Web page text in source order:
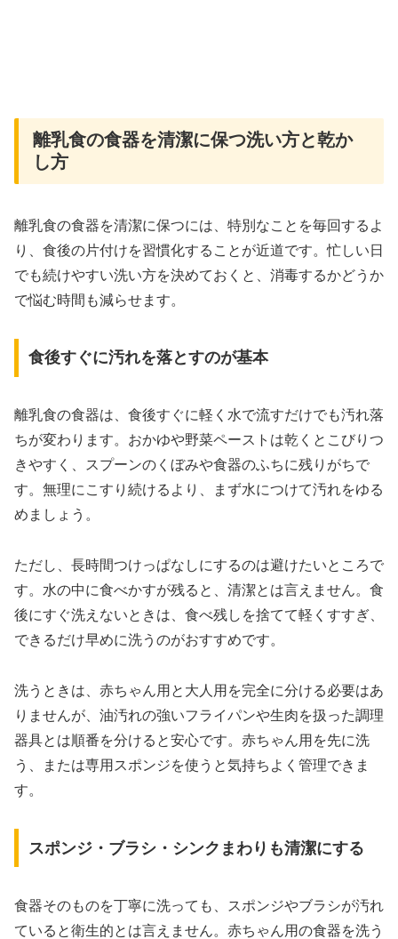
離乳食の食器を清潔に保つ洗い方と乾か
し方
離乳食の食器を清潔に保つには、特別なことを毎回するよ
り、食後の片付けを習慣化することが近道です。忙しい日
でも続けやすい洗い方を決めておくと、消毒するかどうか
で悩む時間も減らせます。
食後すぐに汚れを落とすのが基本
離乳食の食器は、食後すぐに軽く水で流すだけでも汚れ落
ちが変わります。おかゆや野菜ペーストは乾くとこびりつ
きやすく、スプーンのくぼみや食器のふちに残りがちで
す。無理にこすり続けるより、まず水につけて汚れをゆる
めましょう。
ただし、長時間つけっぱなしにするのは避けたいところで
す。水の中に食べかすが残ると、清潔とは言えません。食
後にすぐ洗えないときは、食べ残しを捨てて軽くすすぎ、
できるだけ早めに洗うのがおすすめです。
洗うときは、赤ちゃん用と大人用を完全に分ける必要はあ
りませんが、油汚れの強いフライパンや生肉を扱った調理
器具とは順番を分けると安心です。赤ちゃん用を先に洗
う、または専用スポンジを使うと気持ちよく管理できま
す。
スポンジ・ブラシ・シンクまわりも清潔にする
食器そのものを丁寧に洗っても、スポンジやブラシが汚れ
ていると衛生的とは言えません。赤ちゃん用の食器を洗う